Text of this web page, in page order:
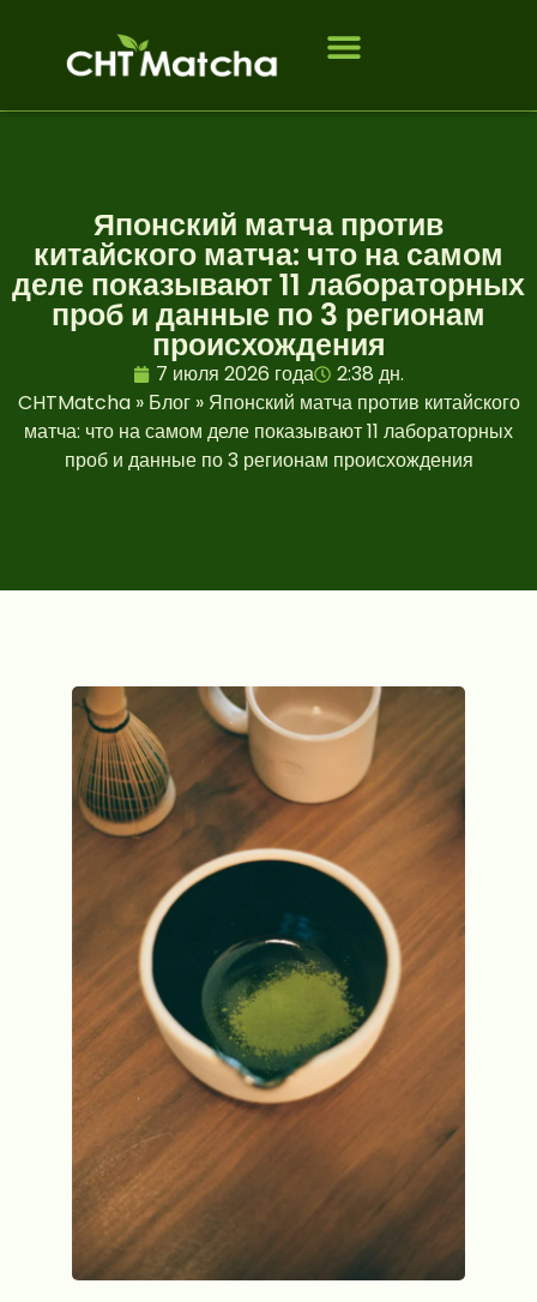
Японский матча против
китайского матча: что на самом
деле показывают 11 лабораторных
проб и данные по 3 регионам
происхождения
7 июля 2026 года
2:38 дн.
CHTMatcha» Блог» Японский матча против китайского
матча: что на самом деле показывают 11 лабораторных
проб и данные по 3 регионам происхождения